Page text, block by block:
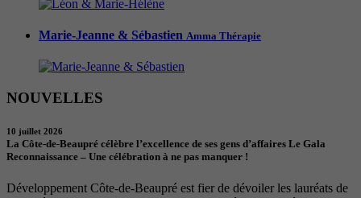
Marie-Jeanne & Sébastien Amma Thérapie
NOUVELLES
10 juillet 2026
La Côte-de-Beaupré célèbre l’excellence de ses gens d’affaires Le Gala
Reconnaissance – Une célébration à ne pas manquer !
Développement Côte-de-Beaupré est fier de dévoiler les lauréats de